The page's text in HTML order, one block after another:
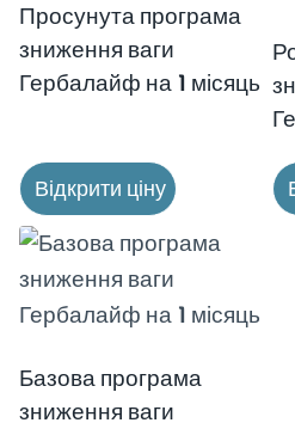
Просунута програма
зниження ваги
Гербалайф на 1 місяць
Відкрити ціну
Базова програма
зниження ваги